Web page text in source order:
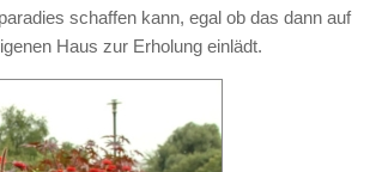
schaffen kann, egal ob das dann auf
Haus zur Erholung einlädt.